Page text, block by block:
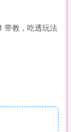
带教，吃透玩法